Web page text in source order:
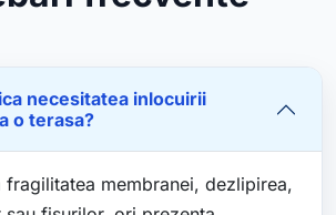
necesitatea inlocuirii
o terasa?
fragilitatea membranei, dezlipirea,